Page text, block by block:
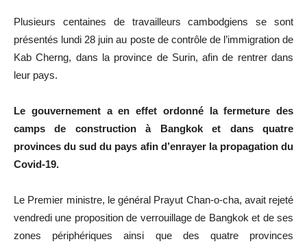
Plusieurs centaines de travailleurs cambodgiens se sont
présentés lundi 28 juin au poste de contrôle de l’immigration de
Kab Cherng, dans la province de Surin, afin de rentrer dans
leur pays.
Le gouvernement a en effet ordonné la fermeture des
camps de construction à Bangkok et dans quatre
provinces du sud du pays afin d’enrayer la propagation du
Covid-19.
Le Premier ministre, le général Prayut Chan-o-cha, avait rejeté
vendredi une proposition de verrouillage de Bangkok et de ses
zones périphériques ainsi que des quatre provinces